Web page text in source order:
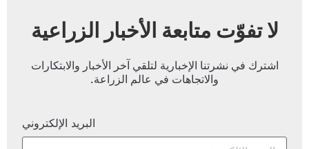
لا تفوّت متابعة الأخبار الزراعية
اشترك في نشرتنا الإخبارية لتلقي آخر الأخبار والابتكارات
والاتجاهات في عالم الزراعة.
البريد الإلكتروني